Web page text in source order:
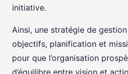
initiative.
Ainsi, une stratégie de
objectifs, planification et
pour que l’organisation
d’équilibre entre vision et